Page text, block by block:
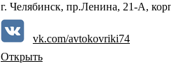
г. Челябинск, пр.Ленина, 21-А,
vk.com/avtokovriki74
Открыть